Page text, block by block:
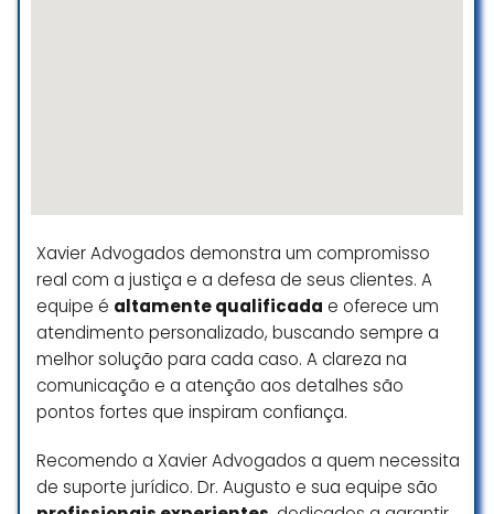
Xavier Advogados demonstra um compromisso
real com a justiça e a defesa de seus clientes. A
equipe é altamente qualificada e oferece um
atendimento personalizado, buscando sempre a
melhor solução para cada caso. A clareza na
comunicação e a atenção aos detalhes são
pontos fortes que inspiram confiança.
Recomendo a Xavier Advogados a quem necessita
de suporte jurídico. Dr. Augusto e sua equipe são